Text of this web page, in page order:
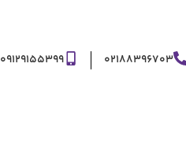
02188396703
09129155399